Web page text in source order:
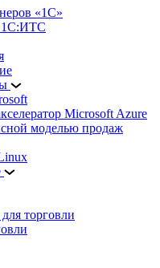
«1С»
1С:ИТС
Microsoft Azure
моделью продаж
торговли